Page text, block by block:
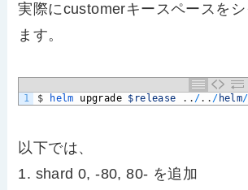
実際にcustomerキースペースをシ
ます。
1
$ helm upgrade $release . . /. . / helm/
以下では、
1. shard 0, -80, 80- を追加